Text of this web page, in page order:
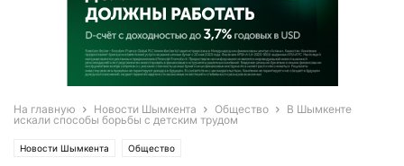
На главную Новости Шымкента Общество
В Шымкенте
искали способы борьбы с детским трудом
Новости Шымкента Общество